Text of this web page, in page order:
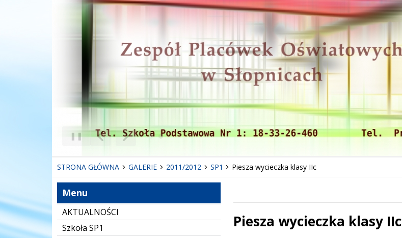
Poprzedni Element
Następny Element
❚❚
STRONA GŁÓWNA GALERIE 2011/2012 SP1 Piesza wycieczka klasy IIc
Menu
AKTUALNOŚCI
Szkoła SP1
Piesza wycieczka klasy IIc